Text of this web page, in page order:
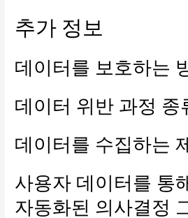
추가 정보
데이터를 보호하는
데이터 위반 과정 종
데이터를 수집하는
사용자 데이터를 통
자동화된 의사결정